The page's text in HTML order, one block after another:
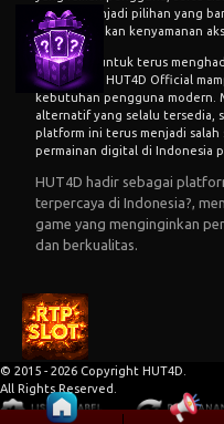
Official menjadi pilihan yang
mengutamakan kenyamanan
Komitmen untuk terus
menjadikan HUT4D Official
kebutuhan pengguna modern.
alternatif yang selalu tersedia,
platform ini terus menjadi
permainan digital di Indonesia
HUT4D hadir sebagai
terpercaya di Indonesia?,
game yang menginginkan
dan berkualitas.
© 2015 - 2026 Copyright HUT4D.
All Rights Reserved.